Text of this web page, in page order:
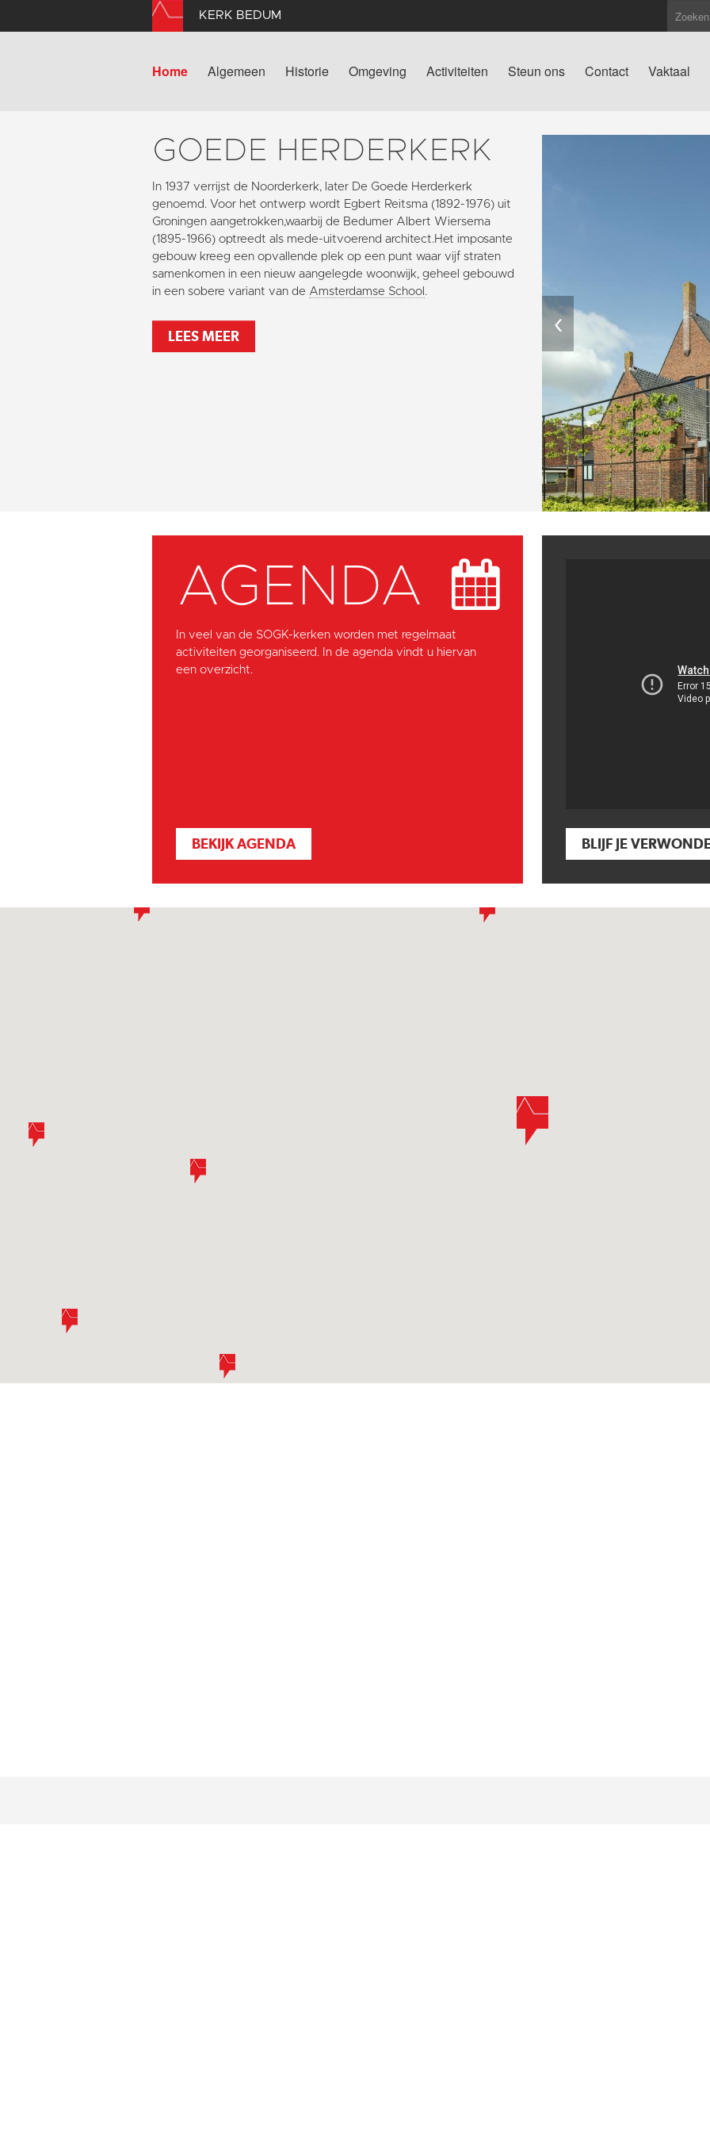
KERK BEDUM
Home Algemeen Historie Omgeving Activiteiten Steun ons Contact Vaktaal
GOEDE HERDERKERK
In 1937 verrijst de Noorderkerk, later De Goede Herderkerk
genoemd. Voor het ontwerp wordt Egbert Reitsma (1892-1976) uit
Groningen aangetrokken,waarbij de Bedumer Albert Wiersema
(1895-1966) optreedt als mede-uitvoerend architect.Het imposante
gebouw kreeg een opvallende plek op een punt waar vijf straten
samenkomen in een nieuw aangelegde woonwijk, geheel gebouwd
in een sobere variant van de Amsterdamse School .
LEES MEER ‹
AGENDA
In veel van de SOGK-kerken worden met regelmaat
activiteiten georganiseerd. In de agenda vindt u hiervan
een overzicht.
BEKIJK AGENDA BLIJF JE